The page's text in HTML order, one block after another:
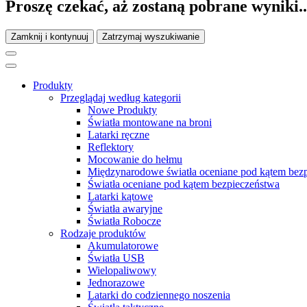
Proszę czekać, aż zostaną pobrane
Zamknij i kontynuuj Zatrzymaj wyszukiwanie
Produkty
Przeglądaj według kategorii
Nowe Produkty
Światła montowane na broni
Latarki ręczne
Reflektory
Mocowanie do hełmu
Międzynarodowe światła oceniane pod kątem
Światła oceniane pod kątem bezpieczeństwa
Latarki kątowe
Światła awaryjne
Światła Robocze
Rodzaje produktów
Akumulatorowe
Światła USB
Wielopaliwowy
Jednorazowe
Latarki do codziennego noszenia